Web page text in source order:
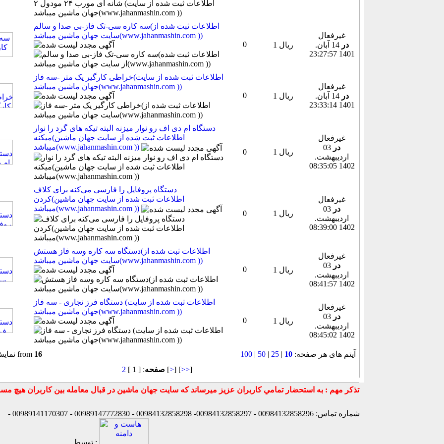
سه کاره سی-تک فاز-بی صدا و سالم(اطلاعات ثبت شده از
سایت جهان ماشین میباشد(www.jahanmashin.com ))
0
1 ریال
غیرفعال
در
14 آبان.
1401 23:27:57
خراطی کارگیر یک متر -سه فاز(اطلاعات ثبت شده از سایت
جهان ماشین میباشد(www.jahanmashin.com ))
0
1 ریال
غیرفعال
در
14 آبان.
1401 23:33:14
دستگاه ام دی اف رو نوار میزنه البته تیکه های گرد را نوار
میکنه(اطلاعات ثبت شده از سایت جهان ماشین
میباشد(www.jahanmashin.com ))
0 1 ریال
غیرفعال
در 03
ارديبهشت.
1402 08:35:05
دستگاه پروفایل را فارسی می‌کنه برای کلاف
کردن(اطلاعات ثبت شده از سایت جهان ماشین
میباشد(www.jahanmashin.com ))
0 1 ریال
غیرفعال
در 03
ارديبهشت.
1402 08:39:00
دستگاه سه کاره وسه فاز هستش(اطلاعات ثبت شده از
سایت جهان ماشین میباشد(www.jahanmashin.com ))
0
1 ریال
غیرفعال
در 03
ارديبهشت.
1402 08:41:57
دستگاه فرز نجاری - سه فاز (اطلاعات ثبت شده از سایت
جهان ماشین میباشد(www.jahanmashin.com ))
0
1 ریال
غیرفعال
در 03
ارديبهشت.
1402 08:45:02
from 16 آیتم های هر صفحه:10
|
25
|
50
|
100
صفحه: [ 1 ]
2 [>] [>>]
شماره تماس: 00984132858296 - 00984132858297- 00984132858298 - 00989147772830 - 00989141170307 -
توسط :